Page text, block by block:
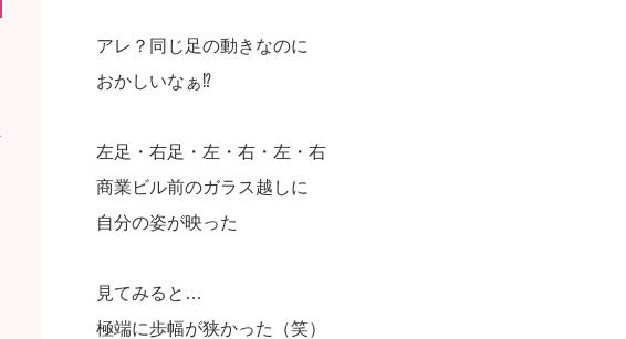
アレ？同じ足の動きなのに
おかしいなぁ⁉︎
左足・右足・左・右・左・右
商業ビル前のガラス越しに
自分の姿が映った
見てみると…
極端に歩幅が狭かった（笑）